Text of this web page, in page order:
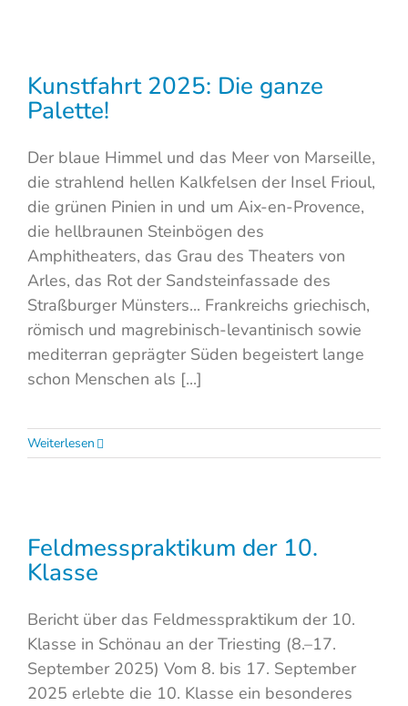
Kunstfahrt 2025: Die ganze
Palette!
Der blaue Himmel und das Meer von Marseille,
die strahlend hellen Kalkfelsen der Insel Frioul,
die grünen Pinien in und um Aix-en-Provence,
die hellbraunen Steinbögen des
Amphitheaters, das Grau des Theaters von
Arles, das Rot der Sandsteinfassade des
Straßburger Münsters... Frankreichs griechisch,
römisch und magrebinisch-levantinisch sowie
mediterran geprägter Süden begeistert lange
schon Menschen als [...]
Weiterlesen
Feldmesspraktikum der 10.
Klasse
Bericht über das Feldmesspraktikum der 10.
Klasse in Schönau an der Triesting (8.–17.
September 2025) Vom 8. bis 17. September
2025 erlebte die 10. Klasse ein besonderes